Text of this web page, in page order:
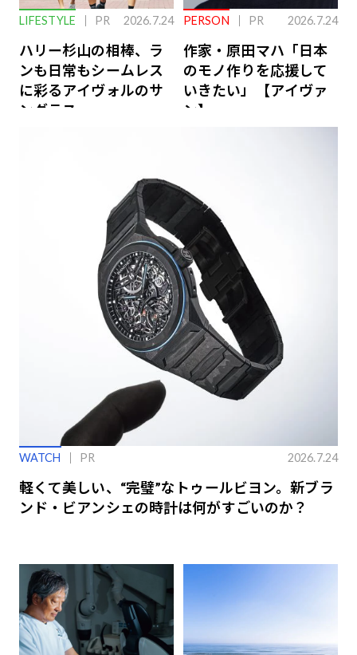
LIFESTYLE PR 2026.7.24
ハリー杉山の相棒、ラ
ンも日常もシームレス
に彩るアイヴォルのサ
ングラス
PERSON PR 2026.7.24
作家・原田マハ「日本
のモノ作りを応援して
いきたい」【アイヴァ
ン】
WATCH PR 2026.7.24
軽くて美しい、“完璧”なトゥールビヨン。新ブラ
ンド・ビアンシェの時計は何がすごいのか？